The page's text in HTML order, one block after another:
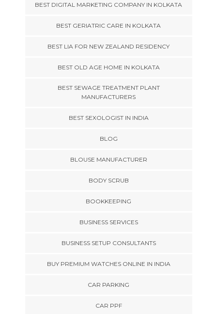
BEST DIGITAL MARKETING COMPANY IN KOLKATA
BEST GERIATRIC CARE IN KOLKATA
BEST LIA FOR NEW ZEALAND RESIDENCY
BEST OLD AGE HOME IN KOLKATA
BEST SEWAGE TREATMENT PLANT
MANUFACTURERS
BEST SEXOLOGIST IN INDIA
BLOG
BLOUSE MANUFACTURER
BODY SCRUB
BOOKKEEPING
BUSINESS SERVICES
BUSINESS SETUP CONSULTANTS
BUY PREMIUM WATCHES ONLINE IN INDIA
CAR PARKING
CAR PPF